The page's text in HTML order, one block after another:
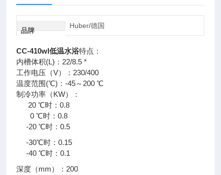
品牌
Huber/德国
CC-410wl低温水浴特点：
内槽体积(L)：22/8.5 *
工作电压（V）：230/400
温度范围(℃)：-45～200 ℃
制冷功率（KW）：
20 ℃时：0.8
0 ℃时：0.8
-20 ℃时：0.5
-30℃时：0.15
-40 ℃时：0.1
深度（mm）：200